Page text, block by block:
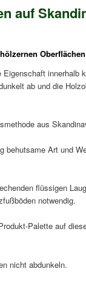
auf
Oberflächen
innerhalb
ab und die
aus
behutsame Art und
flüssigen
notwendig.
Palette auf
nicht abdunkeln.